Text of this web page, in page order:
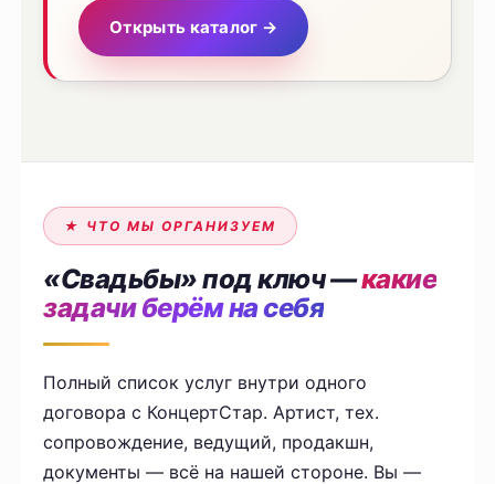
Открыть каталог →
★ ЧТО МЫ ОРГАНИЗУЕМ
«Свадьбы» под ключ —какие
задачи берём на себя
Полный список услуг внутри одного
договора с КонцертСтар. Артист, тех.
сопровождение, ведущий, продакшн,
документы — всё на нашей стороне. Вы —